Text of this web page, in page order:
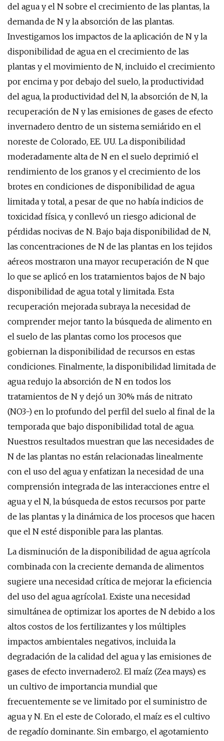
del agua y el N sobre el crecimiento de las plantas, la
demanda de N y la absorción de las plantas.
Investigamos los impactos de la aplicación de N y la
disponibilidad de agua en el crecimiento de las
plantas y el movimiento de N, incluido el crecimiento
por encima y por debajo del suelo, la productividad
del agua, la productividad del N, la absorción de N, la
recuperación de N y las emisiones de gases de efecto
invernadero dentro de un sistema semiárido en el
noreste de Colorado, EE. UU. La disponibilidad
moderadamente alta de N en el suelo deprimió el
rendimiento de los granos y el crecimiento de los
brotes en condiciones de disponibilidad de agua
limitada y total, a pesar de que no había indicios de
toxicidad física, y conllevó un riesgo adicional de
pérdidas nocivas de N. Bajo baja disponibilidad de N,
las concentraciones de N de las plantas en los tejidos
aéreos mostraron una mayor recuperación de N que
lo que se aplicó en los tratamientos bajos de N bajo
disponibilidad de agua total y limitada. Esta
recuperación mejorada subraya la necesidad de
comprender mejor tanto la búsqueda de alimento en
el suelo de las plantas como los procesos que
gobiernan la disponibilidad de recursos en estas
condiciones. Finalmente, la disponibilidad limitada de
agua redujo la absorción de N en todos los
tratamientos de N y dejó un 30% más de nitrato
(NO3-) en lo profundo del perfil del suelo al final de la
temporada que bajo disponibilidad total de agua.
Nuestros resultados muestran que las necesidades de
N de las plantas no están relacionadas linealmente
con el uso del agua y enfatizan la necesidad de una
comprensión integrada de las interacciones entre el
agua y el N, la búsqueda de estos recursos por parte
de las plantas y la dinámica de los procesos que hacen
que el N esté disponible para las plantas.
La disminución de la disponibilidad de agua agrícola
combinada con la creciente demanda de alimentos
sugiere una necesidad crítica de mejorar la eficiencia
del uso del agua agrícola1. Existe una necesidad
simultánea de optimizar los aportes de N debido a los
altos costos de los fertilizantes y los múltiples
impactos ambientales negativos, incluida la
degradación de la calidad del agua y las emisiones de
gases de efecto invernadero2. El maíz (Zea mays) es
un cultivo de importancia mundial que
frecuentemente se ve limitado por el suministro de
agua y N. En el este de Colorado, el maíz es el cultivo
de regadío dominante. Sin embargo, el agotamiento